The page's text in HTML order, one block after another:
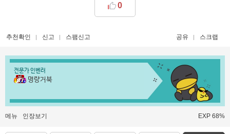
0
추천확인 신고 스팸신고 공유 스크랩
전문가 인벤러
명량거북
메뉴 인장보기 EXP 68%